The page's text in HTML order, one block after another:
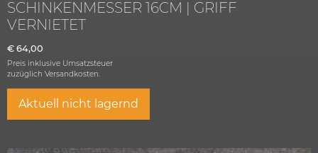
SCHINKENMESSER 16CM | GRIFF
VERNIETET
€ 64,00
Preis inklusive Umsatzsteuer
zuzüglich Versandkosten.
Aktuell nicht lagernd